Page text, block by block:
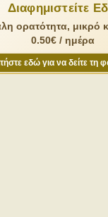
Διαφημιστείτε
ορατότητα, μικρό
0.50€ / ημέρα
εδώ για να δείτε τη